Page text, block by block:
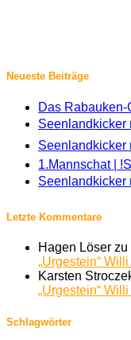
Neueste Beiträge
Das
Seenlandkicker
1.Mannschat |
Letzte Kommentare
Hagen Löser zu
„Urgestein“
Karsten
„Urgestein“
Schlagwörter